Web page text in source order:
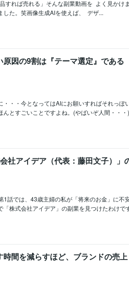
れば売れる」そんな副業動画を よく見かけ
た。笑画像生成AIを使えば、 デザ...
原因の9割は『テーマ選定』である
・・今となってはAIにお願いすればそれっぽ
とすごいことですよね。(やばいぞ人間・・・
社アイデア（代表：藤田文子）」
話では、43歳主婦の私が「将来のお金」に不
株式会社アイデア」の副業を見つけたわけで
時間を減らすほど、ブランドの売上